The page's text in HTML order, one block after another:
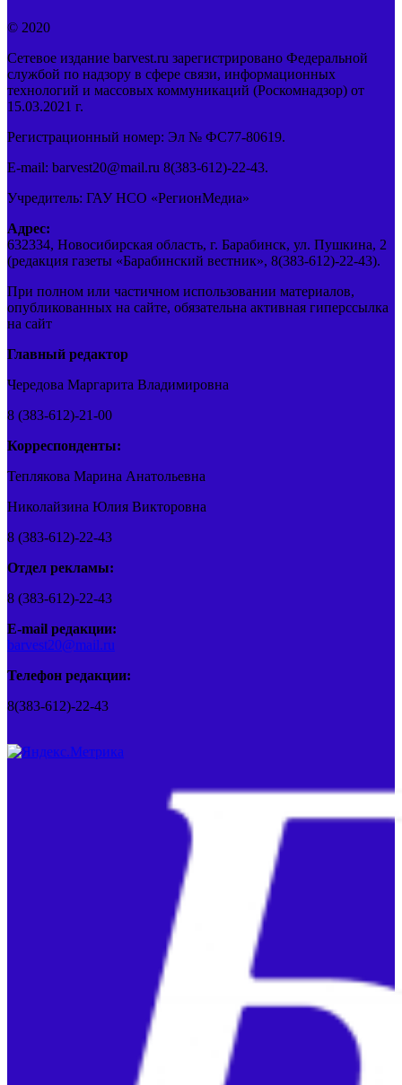
© 2020
Сетевое издание barvest.ru зарегистрировано Федеральной
службой по надзору в сфере связи, информационных
технологий и массовых коммуникаций (Роскомнадзор) от
15.03.2021 г.
Регистрационный номер: Эл № ФС77-80619.
E-mail: barvest20@mail.ru 8(383-612)-22-43.
Учредитель: ГАУ НСО «РегионМедиа»
Адрес:
632334, Новосибирская область, г. Барабинск, ул. Пушкина, 2
(редакция газеты «Барабинский вестник», 8(383-612)-22-43).
При полном или частичном использовании материалов,
опубликованных на сайте, обязательна активная гиперссылка
на сайт
Главный редактор
Чередова Маргарита Владимировна
8 (383-612)-21-00
Корреспонденты:
Теплякова Марина Анатольевна
Николайзина Юлия Викторовна
8 (383-612)-22-43
Отдел рекламы:
8 (383-612)-22-43
E-mail редакции:
barvest20@mail.ru
Телефон редакции:
8(383-612)-22-43